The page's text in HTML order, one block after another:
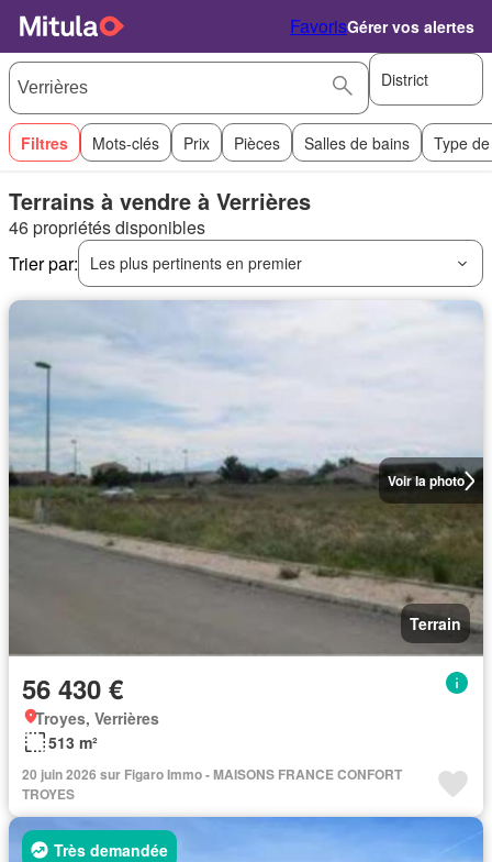
FavorisGérer vos alertes
District
Filtres Mots-clés Prix Pièces Salles de bains Type
Terrains à vendre à Verrières
46 propriétés disponibles
Trier par:
Les plus pertinents en premier
Voir la photo
Terrain
56 430 €
Troyes, Verrières
513 m²
20 juin 2026 sur Figaro Immo - MAISONS FRANCE CONFORT
TROYES
Très demandée